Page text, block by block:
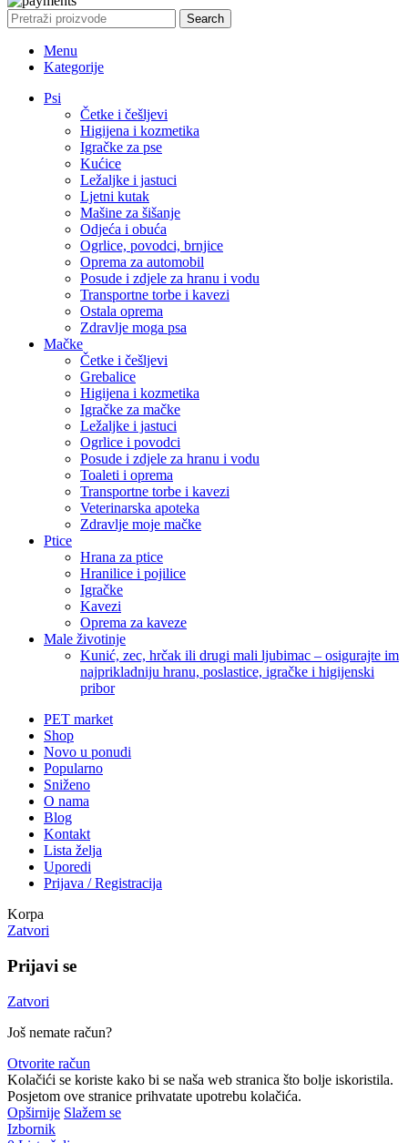
Search
Menu
Kategorije
Psi
Četke i češljevi
Higijena i kozmetika
Igračke za pse
Kućice
Ležaljke i jastuci
Ljetni kutak
Mašine za šišanje
Odjeća i obuća
Ogrlice, povodci, brnjice
Oprema za automobil
Posude i zdjele za hranu i vodu
Transportne torbe i kavezi
Ostala oprema
Zdravlje moga psa
Mačke
Četke i češljevi
Grebalice
Higijena i kozmetika
Igračke za mačke
Ležaljke i jastuci
Ogrlice i povodci
Posude i zdjele za hranu i vodu
Toaleti i oprema
Transportne torbe i kavezi
Veterinarska apoteka
Zdravlje moje mačke
Ptice
Hrana za ptice
Hranilice i pojilice
Igračke
Kavezi
Oprema za kaveze
Male životinje
Kunić, zec, hrčak ili drugi mali ljubimac – osigurajte im
najprikladniju hranu, poslastice, igračke i higijenski
pribor
PET market
Shop
Novo u ponudi
Popularno
Sniženo
O nama
Blog
Kontakt
Lista želja
Uporedi
Prijava / Registracija
Korpa
Zatvori
Prijavi se
Zatvori
Još nemate račun?
Otvorite račun
Kolačići se koriste kako bi se naša web stranica što bolje iskoristila.
Posjetom ove stranice prihvatate upotrebu kolačića.
Opširnije Slažem se
Izbornik